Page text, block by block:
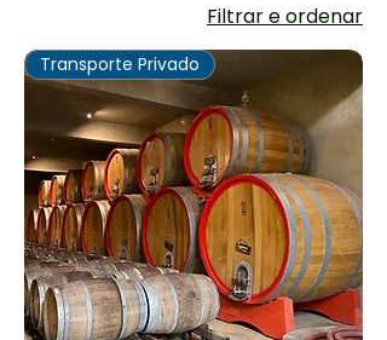
Filtrar e ordenar
Transporte Privado